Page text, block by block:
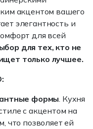
акцентом вашего
элегантность и
для всей
для тех, кто не
только лучшее.
формы. Кухня
с акцентом на
что позволяет ей